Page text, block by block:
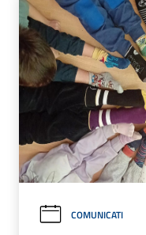
COMUNICATI